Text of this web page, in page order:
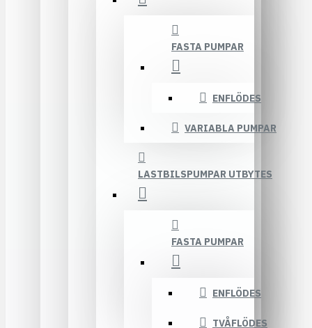
FASTA PUMPAR
ENFLÖDES
VARIABLA PUMPAR
LASTBILSPUMPAR UTBYTES
FASTA PUMPAR
ENFLÖDES
TVÅFLÖDES